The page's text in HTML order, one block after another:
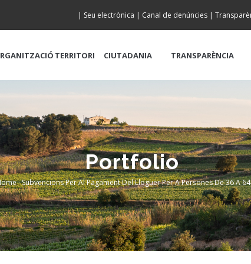
| Seu electrònica | Canal de denúncies |
TERRITORI CIUTADANIA TRANSPARÈNCIA
Portfolio
-Subvencions Per Al Pagament Del Lloguer Per A Persones De 36 A